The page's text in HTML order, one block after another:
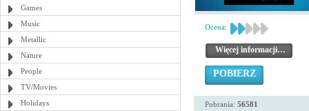
Games
Music
Metallic
Nature
People
TV/Movies
Holidays
Ocena:
Więcej informacji…
POBIERZ
Pobrania: 56581